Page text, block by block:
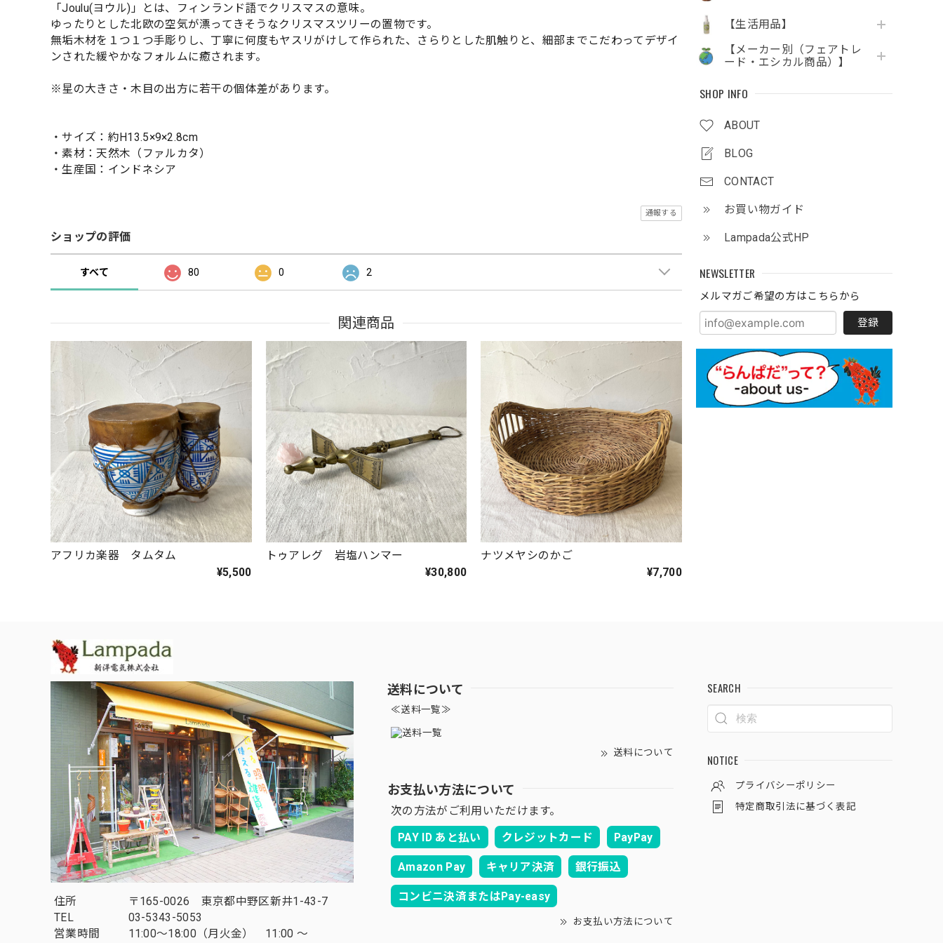
【生活用品】
【メーカー別（フェアトレ
ード・エシカル商品）】
SHOP INFO
ABOUT
BLOG
CONTACT
お買い物ガイド
Lampada公式HP
NEWSLETTER
メルマガご希望の方はこちらから
登録
「Joulu(ヨウル)」とは、フィンランド語でクリスマスの意味。
ゆったりとした北欧の空気が漂ってきそうなクリスマスツリーの置物です。
無垢木材を１つ１つ手彫りし、丁寧に何度もヤスリがけして作られた、さらりとした肌触りと、細部までこだわってデザイ
ンされた緩やかなフォルムに癒されます。
※星の大きさ・木目の出方に若干の個体差があります。
・サイズ：約H13.5×9×2.8cm
・素材：天然木（ファルカタ）
・生産国：インドネシア
通報する
ショップの評価
すべて 80 0 2
関連商品
アフリカ楽器 タムタム
¥5,500
トゥアレグ 岩塩ハンマー
¥30,800
ナツメヤシのかご
¥7,700
住所
〒165-0026 東京都中野区新井1-43-7
TEL
03-5343-5053
営業時間
11:00～18:00（月火金） 11:00 ～
送料について
≪送料一覧≫
送料について
お支払い方法について
次の方法がご利用いただけます。
PAY ID あと払い
クレジットカード PayPay
Amazon Pay キャリア決済 銀行振込
コンビニ決済またはPay-easy
お支払い方法について
SEARCH
NOTICE
プライバシーポリシー
特定商取引法に基づく表記